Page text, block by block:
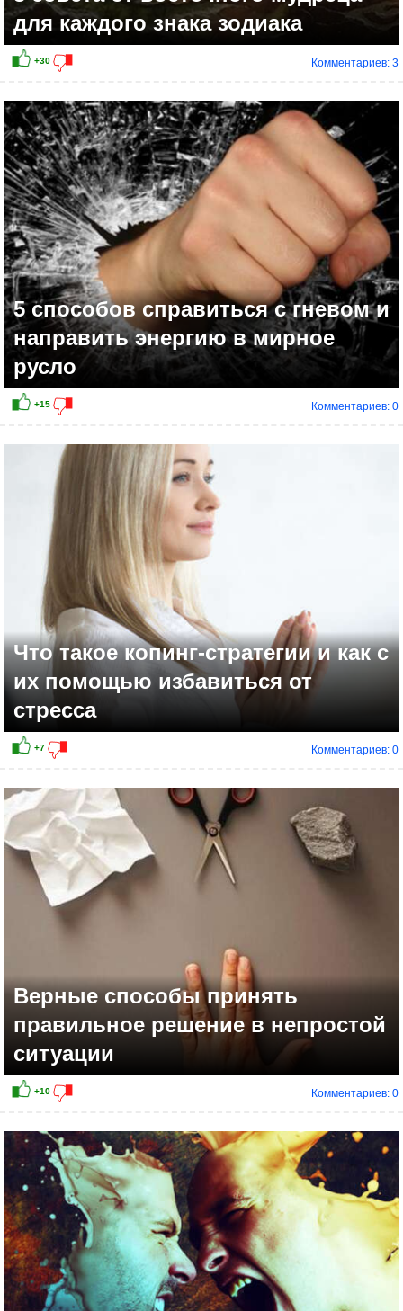
+29
+21
для каждого знака зодиака
Комментариев: 3
5 способов справиться с гневом и
направить энергию в мирное
русло
Комментариев: 0
Что такое копинг‑стратегии и как с
их помощью избавиться от
стресса
Комментариев: 0
Верные способы принять
правильное решение в непростой
ситуации
Комментариев: 0